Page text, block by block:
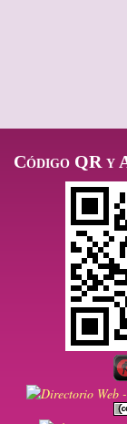
Código QR y